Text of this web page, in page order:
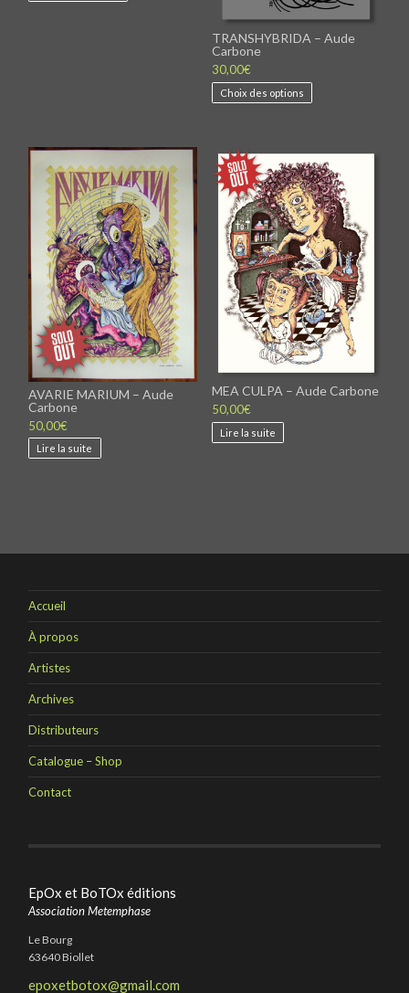
TRANSHYBRIDA – Aude
Carbone
30,00€
Choix des options
Les
options
peuvent
être
choisies
sur
la
page
du
produit
AVARIE MARIUM – Aude
Carbone
50,00€
Lire la suite
MEA CULPA – Aude Carbone
50,00€
Lire la suite
Accueil
À propos
Artistes
Archives
Distributeurs
Catalogue – Shop
Contact
EpOx et BoTOx éditions
Association Metemphase
Le Bourg
63640 Biollet
epoxetbotox@gmail.com